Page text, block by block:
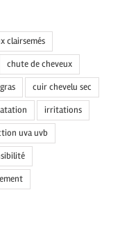
clairsemés
chute de cheveux
cuir chevelu sec
irritations
uva uvb